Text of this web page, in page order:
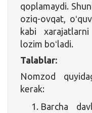
qoplamaydi.
oziq-ovqat,
kabi
lozim boʻladi.
Talablar:
Nomzod
kerak:
Barcha